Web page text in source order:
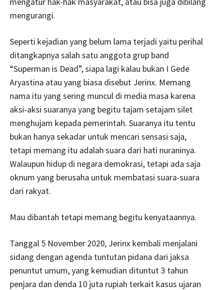
mengurangi.
Seperti kejadian yang belum lama terjadi yaitu perihal
ditangkapnya salah satu anggota grup band
“Superman is Dead”, siapa lagi kalau bukan I Gede
Aryastina atau yang biasa disebut Jerinx. Memang
nama itu yang sering muncul di media masa karena
aksi-aksi suaranya yang begitu tajam setajam silet
menghujam kepada pemerintah. Suaranya itu tentu
bukan hanya sekadar untuk mencari sensasi saja,
tetapi memang itu adalah suara dari hati nuraninya.
Walaupun hidup di negara demokrasi, tetapi ada saja
oknum yang berusaha untuk membatasi suara-suara
dari rakyat.
Mau dibantah tetapi memang begitu kenyataannya.
Tanggal 5 November 2020, Jerinx kembali menjalani
sidang dengan agenda tuntutan pidana dari jaksa
penuntut umum, yang kemudian dituntut 3 tahun
penjara dan denda 10 juta rupiah terkait kasus ujaran